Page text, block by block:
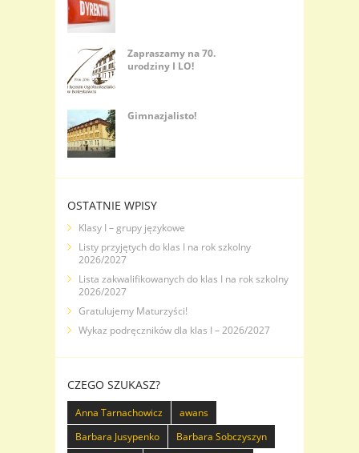
Zapraszamy na 70.
urodziny I LO!
Gimnazjalisto!
OSTATNIE WPISY
Klasy I – grupy językowe
Listy przyjętych do klas I na rok szkolny
2026/2027
Lista zakwalifikowanych do klas I na rok szkolny
2026/2027
Gratulujemy Maturzyści!
Wykaz podręczników dla klas I – 2026/2027
CZEGO SZUKASZ?
Anna Tarnachowicz
awans
Barbara Jusypenko
Barbara Sobczyszyn